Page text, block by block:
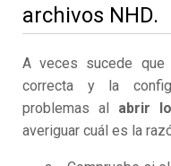
archivos NHD.
A veces sucede
correcta y la
problemas al abrir
averiguar cuál es la